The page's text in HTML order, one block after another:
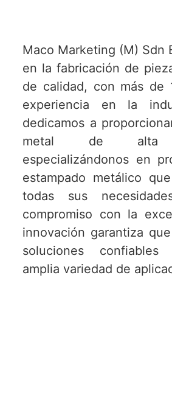
Maco Marketing (M) Sdn
en la fabricación de
de calidad, con más de
experiencia en la
dedicamos a
metal de alta
especializándonos en
estampado metálico
todas sus
compromiso con la
innovación garantiza
soluciones
amplia variedad de